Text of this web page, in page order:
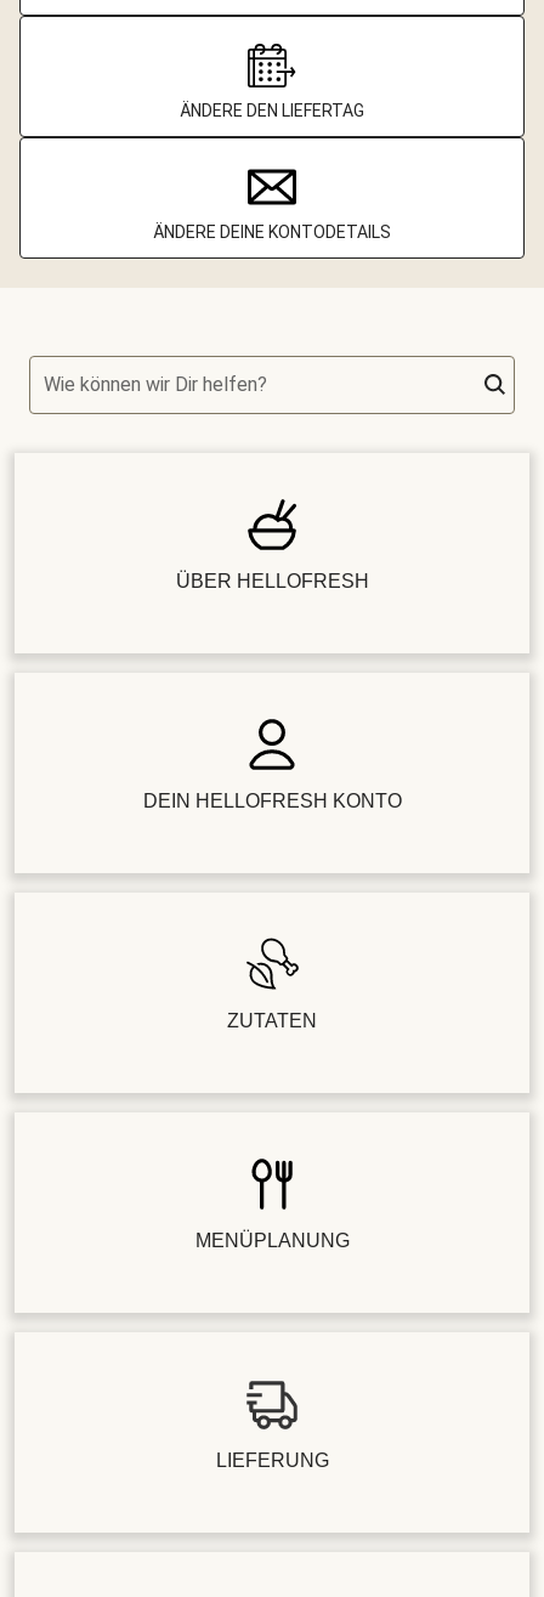
ÄNDERE DEN LIEFERTAG
ÄNDERE DEINE KONTODETAILS
Wie können wir Dir helfen?
ÜBER HELLOFRESH
DEIN HELLOFRESH KONTO
ZUTATEN
MENÜPLANUNG
LIEFERUNG